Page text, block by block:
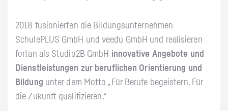
2018 fusionierten die Bildungsunternehmen
SchulePLUS GmbH und veedu GmbH und realisieren
fortan als Studio2B GmbH innovative Angebote und
Dienstleistungen zur beruflichen Orientierung und
Bildung unter dem Motto „Für Berufe begeistern. Für
die Zukunft qualifizieren.“